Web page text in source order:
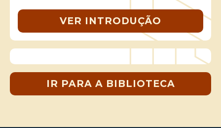
VER INTRODUÇÃO
IR PARA A BIBLIOTECA